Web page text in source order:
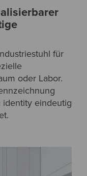
für
oder Labor.
identity eindeutig